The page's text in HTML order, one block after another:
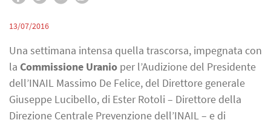
13/07/2016
Una settimana intensa quella trascorsa, impegnata con
la Commissione Uranio per l’Audizione del Presidente
dell’INAIL Massimo De Felice, del Direttore generale
Giuseppe Lucibello, di Ester Rotoli – Direttore della
Direzione Centrale Prevenzione dell’INAIL – e di